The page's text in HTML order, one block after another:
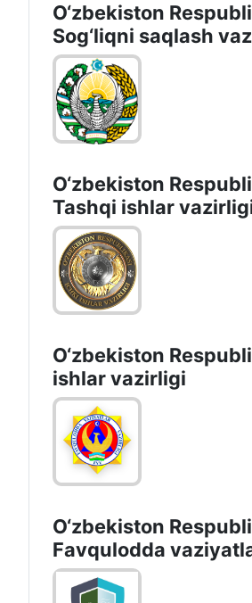
O‘zbеkistоn
Sоg‘liqni saqlash
O‘zbеkistоn
Tashqi ishlаr
O‘zbеkiston
ishlаr vаzirligi
O‘zbеkistоn
Favqulodda